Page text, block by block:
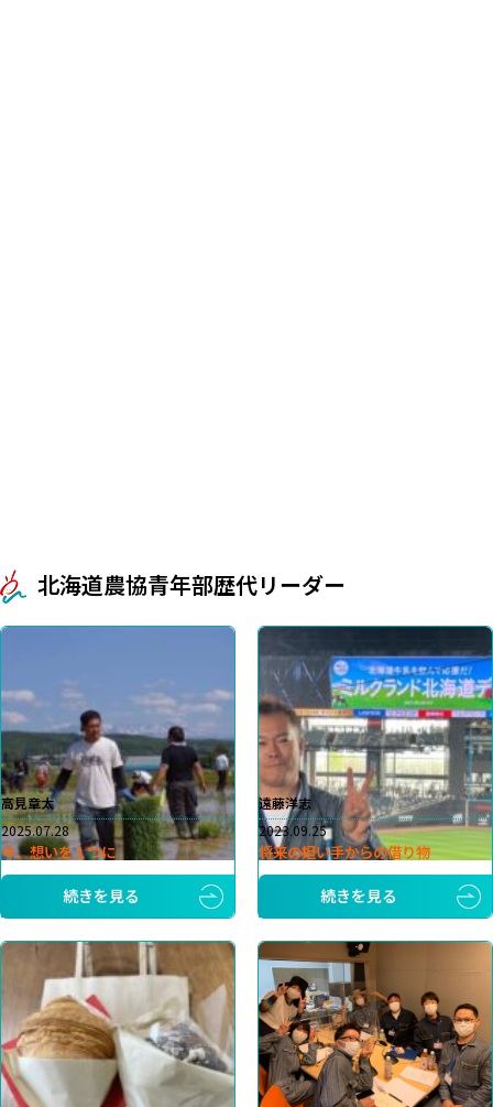
北海道農協青年部歴代リーダー
高見章太
2025.07.28
今、想いを１つに
続きを見る
遠藤洋志
2023.09.25
将来の担い手からの借り物
続きを見る